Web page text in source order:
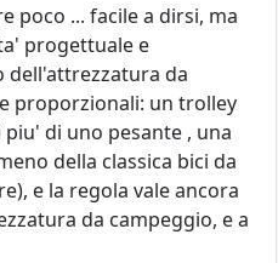
poco ... facile a dirsi, ma
progettuale e
dell'attrezzatura da
proporzionali: un trolley
di uno pesante , una
della classica bici da
e la regola vale ancora
da campeggio, e a